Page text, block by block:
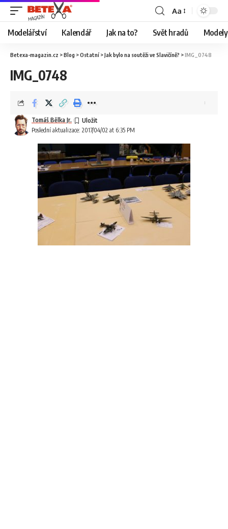
Aa
Modelářství Kalendář Jak na to? Svět hradů
Betexa-magazin.cz >Blog >Ostatní >Jak bylo na soutěži ve Slavičíně? >IMG_0748
IMG_0748
Poslední aktualizace: 2017/04/02 at 6:35 PM
Tomáš Bělka Jr.